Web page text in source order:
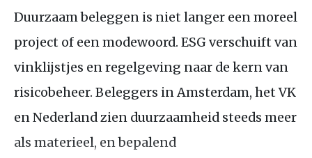
Duurzaam beleggen is niet langer een moreel
project of een modewoord. ESG verschuift van
vinklijstjes en regelgeving naar de kern van
risicobeheer. Beleggers in Amsterdam, het VK
en Nederland zien duurzaamheid steeds meer
als materieel, en bepalend